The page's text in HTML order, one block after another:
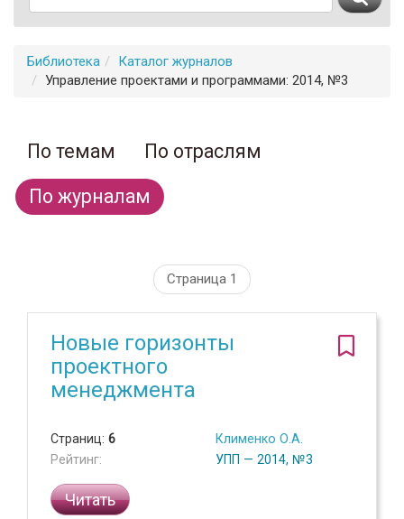
Библиотека
Каталог журналов
Управление проектами и программами: 2014, №3
По темам
По отраслям
По журналам
Страница 1
Новые горизонты
проектного
менеджмента
Страниц: 6
Рейтинг:
Клименко О.А.
УПП — 2014, №3
Читать